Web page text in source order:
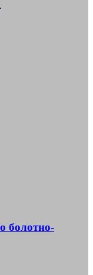
.
болотно-